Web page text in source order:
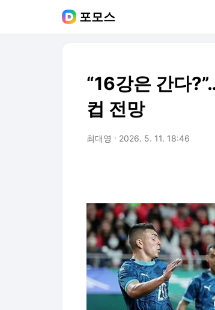
포모스
“16강은 간다
컵 전망
최대영 2026. 5. 11. 18:46